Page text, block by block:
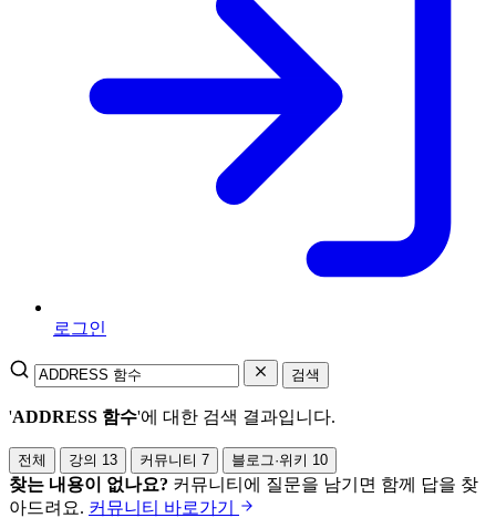
로그인
검색
'ADDRESS 함수'에 대한 검색 결과입니다.
전체 강의 13 커뮤니티 7 블로그·위키 10
찾는 내용이 없나요? 커뮤니티에 질문을 남기면 함께 답을 찾
아드려요. 커뮤니티 바로가기